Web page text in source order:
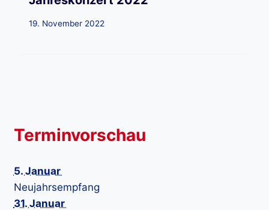
19. November 2022
Terminvorschau
5. Januar
Neujahrsempfang
31. Januar